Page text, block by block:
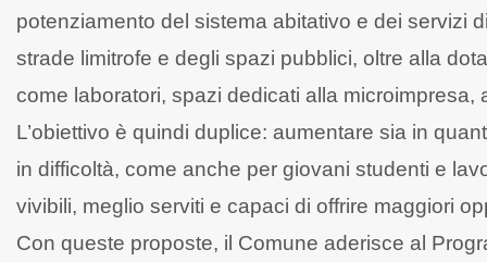
potenziamento del sistema abitativo e dei servizi
strade limitrofe e degli spazi pubblici, oltre alla
come laboratori, spazi dedicati alla microimpresa,
L’obiettivo è quindi duplice: aumentare sia in
in difficoltà, come anche per giovani studenti e
vivibili, meglio serviti e capaci di offrire maggiori
Con queste proposte, il Comune aderisce al